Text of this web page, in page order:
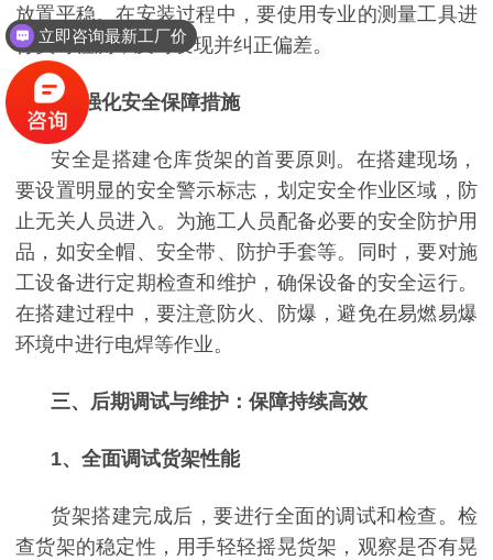
放置平稳。在安装过程中，要使用专业的测量工具进
行实时检测，及时发现并纠正偏差。
3、 强化安全保障措施
安全是搭建仓库货架的首要原则。在搭建现场，
要设置明显的安全警示标志，划定安全作业区域，防
止无关人员进入。为施工人员配备必要的安全防护用
品，如安全帽、安全带、防护手套等。同时，要对施
工设备进行定期检查和维护，确保设备的安全运行。
在搭建过程中，要注意防火、防爆，避免在易燃易爆
环境中进行电焊等作业。
三、 后期调试与维护：保障持续高效
1、全面调试货架性能
货架搭建完成后，要进行全面的调试和检查。检
查货架的稳定性，用手轻轻摇晃货架，观察是否有晃
立即咨询最新工厂价